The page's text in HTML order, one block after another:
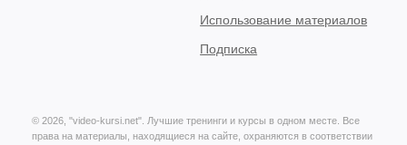
Использование материалов
Подписка
© 2026, "video-kursi.net". Лучшие тренинги и курсы в одном месте. Все
права на материалы, находящиеся на сайте, охраняются в соответствии